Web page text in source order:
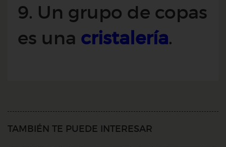
9. Un grupo de copas
es una cristalería.
TAMBIÉN TE PUEDE INTERESAR